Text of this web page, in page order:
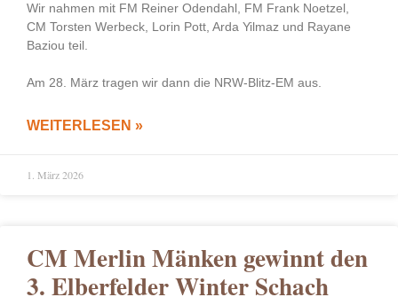
Wir nahmen mit FM Reiner Odendahl, FM Frank Noetzel,
CM Torsten Werbeck, Lorin Pott, Arda Yilmaz und Rayane
Baziou teil.
Am 28. März tragen wir dann die NRW-Blitz-EM aus.
WEITERLESEN »
1. März 2026
CM Merlin Mänken gewinnt den
3. Elberfelder Winter Schach